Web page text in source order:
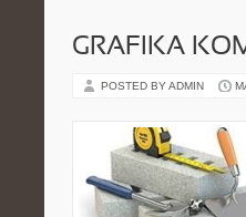
GRAFIKA
POSTED BY ADMIN